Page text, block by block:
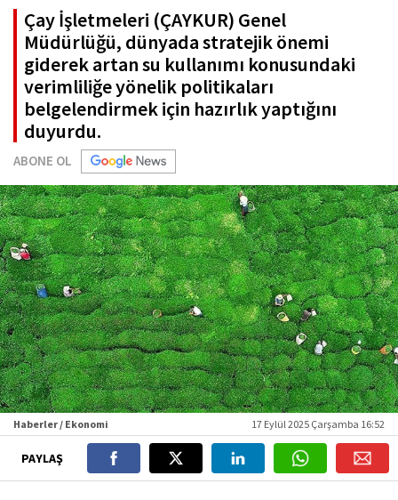
Çay İşletmeleri (ÇAYKUR) Genel
Müdürlüğü, dünyada stratejik önemi
giderek artan su kullanımı konusundaki
verimliliğe yönelik politikaları
belgelendirmek için hazırlık yaptığını
duyurdu.
ABONE OL
Haberler / Ekonomi 17 Eylül 2025 Çarşamba 16:52
PAYLAŞ